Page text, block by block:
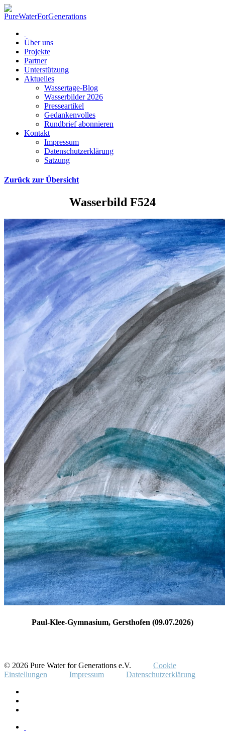
Über uns
Projekte
Partner
Unterstützung
Aktuelles
Wassertage-Blog
Wasserbilder 2026
Presseartikel
Gedankenvolles
Rundbrief abonnieren
Kontakt
Impressum
Datenschutzerklärung
Satzung
Zurück zur Übersicht
Wasserbild F524
Paul-Klee-Gymnasium, Gersthofen (09.07.2026)
© 2026 Pure Water for Generations e.V.
Cookie
Einstellungen
Impressum Datenschutzerklärung